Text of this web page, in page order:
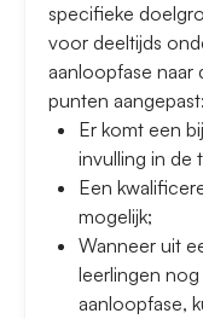
specifieke
voor deeltijds
aanloopfase naar
punten aangepast:
Er komt een
invulling in de
Een
mogelijk;
Wanneer uit
leerlingen
aanloopfase,